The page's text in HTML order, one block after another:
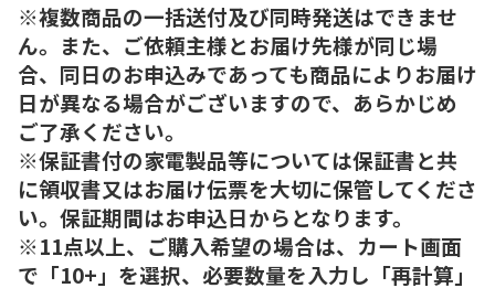
※複数商品の一括送付及び同時発送はできませ
ん。また、ご依頼主様とお届け先様が同じ場
合、同日のお申込みであっても商品によりお届け
日が異なる場合がございますので、あらかじめ
ご了承ください。
※保証書付の家電製品等については保証書と共
に領収書又はお届け伝票を大切に保管してくださ
い。保証期間はお申込日からとなります。
※11点以上、ご購入希望の場合は、カート画面
で「10+」を選択、必要数量を入力し「再計算」